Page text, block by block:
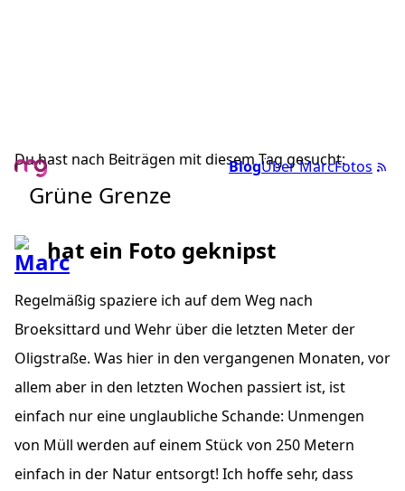
BlogÜber MarcFotos
Du hast nach Beiträgen mit diesem Tag gesucht:
Grüne Grenze
hat ein Foto geknipst
Regelmäßig spaziere ich auf dem Weg nach
Broeksittard und Wehr über die letzten Meter der
Oligstraße. Was hier in den vergangenen Monaten, vor
allem aber in den letzten Wochen passiert ist, ist
einfach nur eine unglaubliche Schande: Unmengen
von Müll werden auf einem Stück von 250 Metern
einfach in der Natur entsorgt! Ich hoffe sehr, dass